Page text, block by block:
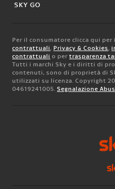
SKY GO
Per il consumatore clicca qui per i
contrattuali , Privacy & Cookies,
contrattuali o per trasparenza
Tutti i marchi Sky e i diritti di
contenuti, sono di proprietà di
utilizzati su licenza. Copyright
04619241005. Segnalazione